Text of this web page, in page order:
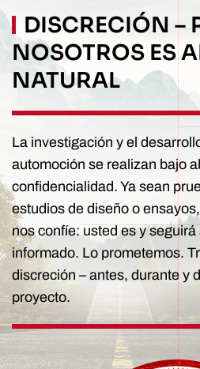
DISCRECIÓN –
NOSOTROS ES
NATURAL
La investigación y el
automoción se realizan bajo
confidencialidad. Ya sean
estudios de diseño o
nos confíe: usted es y
informado. Lo prometemos.
discreción – antes, durante y
proyecto.